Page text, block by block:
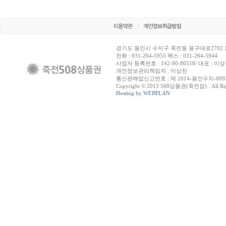
경기도 용인시 수지구 죽전동 용구대로2702
전화 : 031-264-5955 팩스 : 031-264-5944
사업자 등록번호 : 142-90-80518/ 대표 : 이상
개인정보관리책임자 : 이상찬
통신판매업신고번호 : 제 2014-용인수지-
Copyright © 2013 508상품권(죽전점) . All
Hosting by WEBPLAN